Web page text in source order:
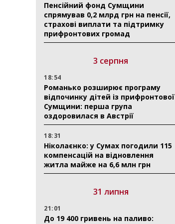
Пенсійний фонд Сумщини
спрямував 0,2 млрд грн на пенсії,
страхові виплати та підтримку
прифронтових громад
3 серпня
18:54
Романько розширює програму
відпочинку дітей із прифронтової
Сумщини: перша група
оздоровилася в Австрії
18:31
Ніколаєнко: у Сумах погодили 115
компенсацій на відновлення
житла майже на 6,6 млн грн
31 липня
21:01
До 19 400 гривень на паливо: